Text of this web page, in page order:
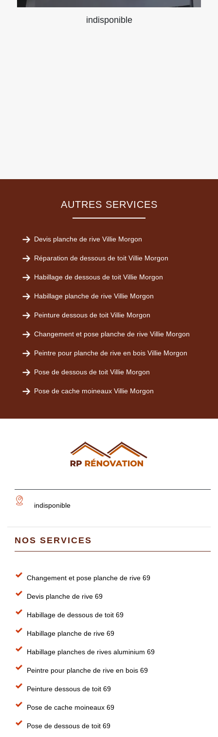
indisponible
AUTRES SERVICES
Devis planche de rive Villie Morgon
Réparation de dessous de toit Villie Morgon
Habillage de dessous de toit Villie Morgon
Habillage planche de rive Villie Morgon
Peinture dessous de toit Villie Morgon
Changement et pose planche de rive Villie Morgon
Peintre pour planche de rive en bois Villie Morgon
Pose de dessous de toit Villie Morgon
Pose de cache moineaux Villie Morgon
indisponible
NOS SERVICES
Changement et pose planche de rive 69
Devis planche de rive 69
Habillage de dessous de toit 69
Habillage planche de rive 69
Habillage planches de rives aluminium 69
Peintre pour planche de rive en bois 69
Peinture dessous de toit 69
Pose de cache moineaux 69
Pose de dessous de toit 69